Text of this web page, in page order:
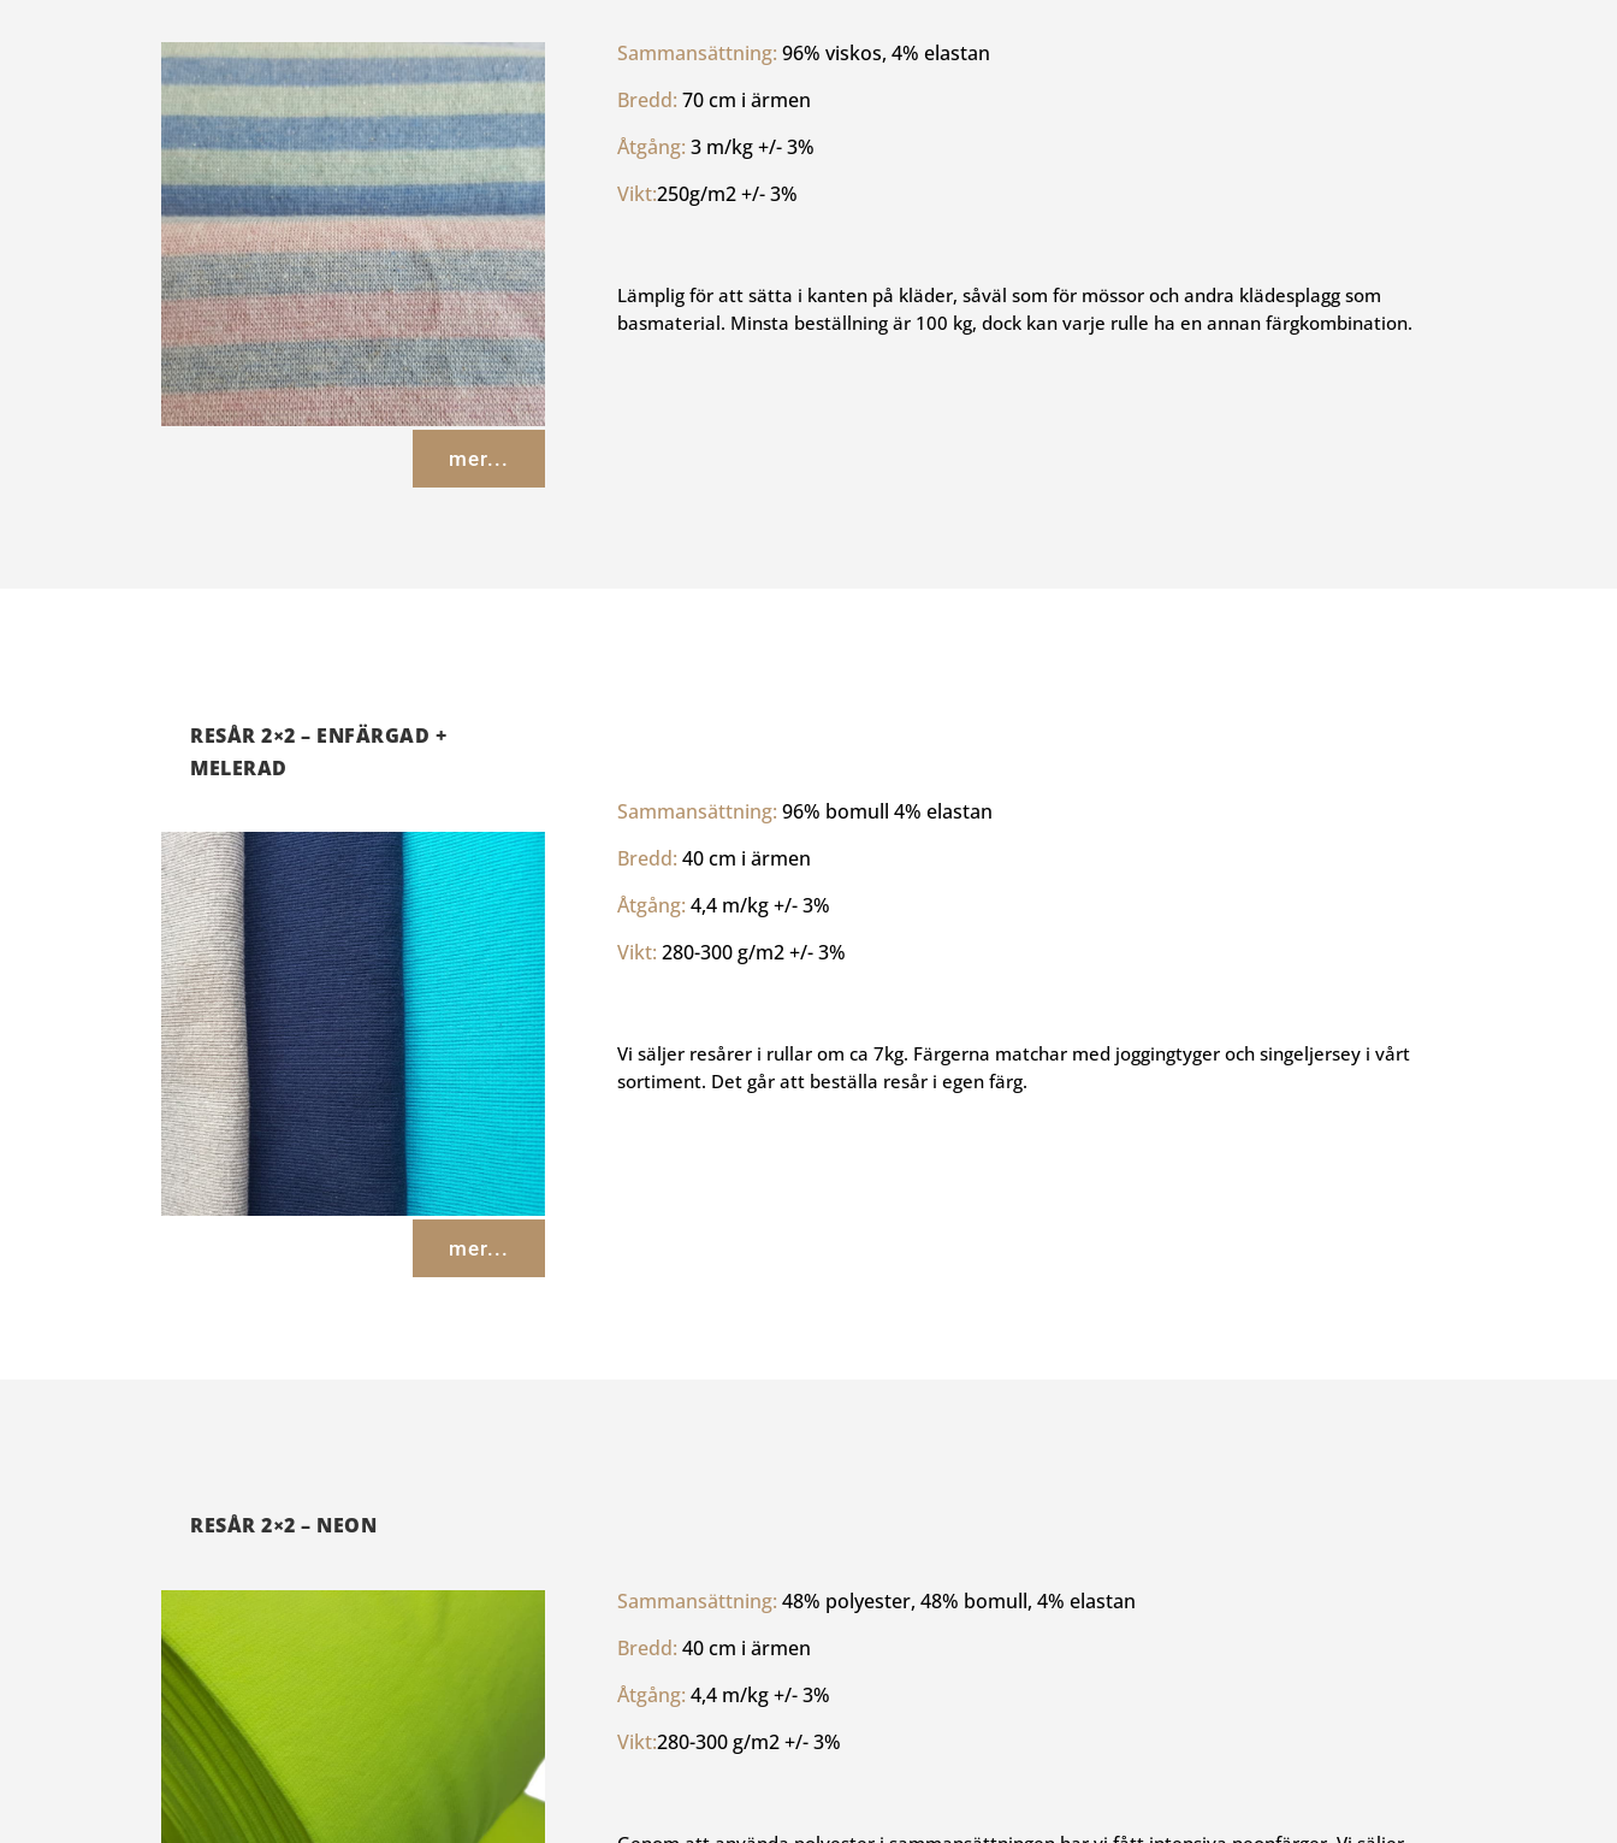
mer...
Sammansättning: 96% viskos, 4% elastan
Bredd: 70 cm i ärmen
Åtgång: 3 m/kg +/- 3%
Vikt:250g/m2 +/- 3%
Lämplig för att sätta i kanten på kläder, såväl som för mössor och andra klädesplagg som
basmaterial. Minsta beställning är 100 kg, dock kan varje rulle ha en annan färgkombination.
RESÅR 2×2 – ENFÄRGAD +
MELERAD
mer...
Sammansättning: 96% bomull 4% elastan
Bredd: 40 cm i ärmen
Åtgång: 4,4 m/kg +/- 3%
Vikt: 280-300 g/m2 +/- 3%
Vi säljer resårer i rullar om ca 7kg. Färgerna matchar med joggingtyger och singeljersey i vårt
sortiment. Det går att beställa resår i egen färg.
RESÅR 2×2 – NEON
Sammansättning: 48% polyester, 48% bomull, 4% elastan
Bredd: 40 cm i ärmen
Åtgång: 4,4 m/kg +/- 3%
Vikt:280-300 g/m2 +/- 3%